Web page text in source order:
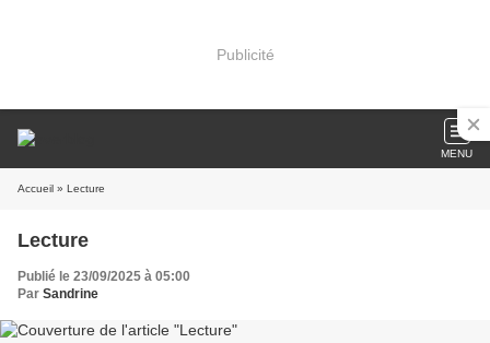
Publicité
MENU
Accueil » Lecture
Lecture
Publié le 23/09/2025 à 05:00
Par Sandrine